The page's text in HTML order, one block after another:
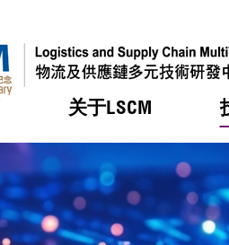
关于LSCM
机构
愿景
服务
服务
可
应
合作
研
资
活动
LSCM
业界
会籍
登
会